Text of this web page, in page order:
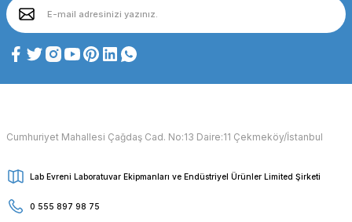
Cumhuriyet Mahallesi Çağdaş Cad. No:13 Daire:11 Çekmeköy/İstanbul
Lab Evreni Laboratuvar Ekipmanları ve Endüstriyel Ürünler Limited Şirketi
0 555 897 98 75